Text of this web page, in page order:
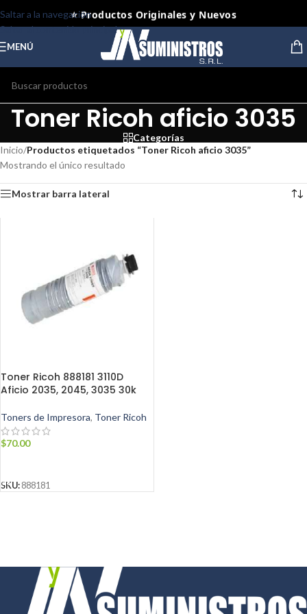
Saltar a la navegación
Saltar al contenido principal
⭐ Productos Originales y Nuevos
MENÚ
Toner Ricoh aficio 3035
Categorías
Inicio/Productos etiquetados “Toner Ricoh aficio 3035”
Mostrando el único resultado
Mostrar barra lateral
Toner Ricoh 888181 3110D
Aficio 2035, 2045, 3035 30k
Toners de Impresora, Toner Ricoh
$70.00
SKU: 888181